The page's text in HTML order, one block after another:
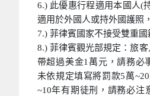
6.) 此優惠行程適用本國人(
適用於外國人或持外國護照
7.) 菲律賓國家不接受雙重國
8.) 菲律賓觀光部規定：旅
帶超過美金1萬元，請務必
未依規定填寫將罰款5萬
~10年有期徒刑，請務必注